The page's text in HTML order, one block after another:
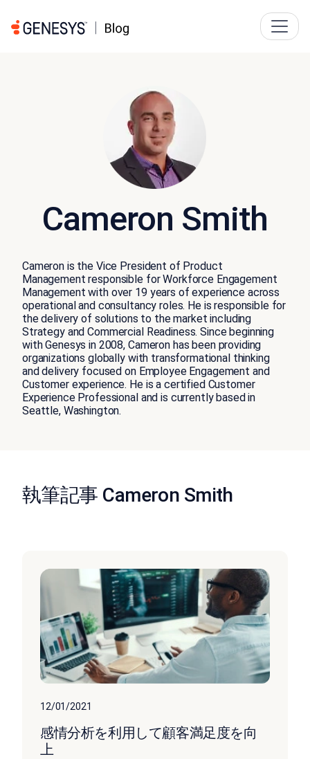
Cameron Smith
Cameron is the Vice President of Product
Management responsible for Workforce Engagement
Management with over 19 years of experience across
operational and consultancy roles. He is responsible for
the delivery of solutions to the market including
Strategy and Commercial Readiness. Since beginning
with Genesys in 2008, Cameron has been providing
organizations globally with transformational thinking
and delivery focused on Employee Engagement and
Customer experience. He is a certified Customer
Experience Professional and is currently based in
Seattle, Washington.
執筆記事 Cameron Smith
12/01/2021
感情分析を利用して顧客満足度を向
上